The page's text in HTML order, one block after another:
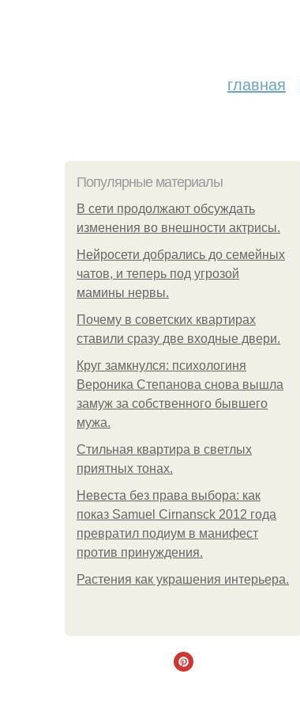
главная
Популярные материалы
В сети продолжают обсуждать
изменения во внешности актрисы.
Нейросети добрались до семейных
чатов, и теперь под угрозой
мамины нервы.
Почему в советских квартирах
ставили сразу две входные двери.
Круг замкнулся: психологиня
Вероника Степанова снова вышла
замуж за собственного бывшего
мужа.
Стильная квартира в светлых
приятных тонах.
Невеста без права выбора: как
показ Samuel Cirnansck 2012 года
превратил подиум в манифест
против принуждения.
Растения как украшения интерьера.